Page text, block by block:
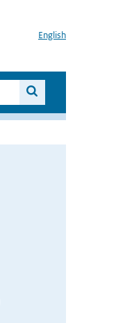
English